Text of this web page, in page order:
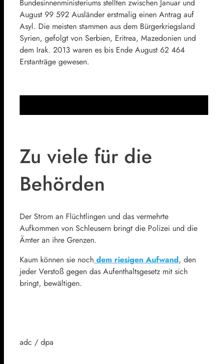
Bundesinnenministeriums stellten zwischen Januar und
August 99 592 Ausländer erstmalig einen Antrag auf
Asyl. Die meisten stammen aus dem Bürgerkriegsland
Syrien, gefolgt von Serbien, Eritrea, Mazedonien und
dem Irak. 2013 waren es bis Ende August 62 464
Erstanträge gewesen.
Zu viele für die
Behörden
Der Strom an Flüchtlingen und das vermehrte
Aufkommen von Schleusern bringt die Polizei und die
Ämter an ihre Grenzen.
Kaum können sie noch dem riesigen Aufwand, den
jeder Verstoß gegen das Aufenthaltsgesetz mit sich
bringt, bewältigen.
adc / dpa